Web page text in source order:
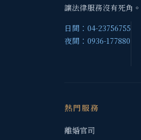
讓法律服務沒有死角。
日間：04-23756755
夜間：0936-177880
熱門服務
離婚官司